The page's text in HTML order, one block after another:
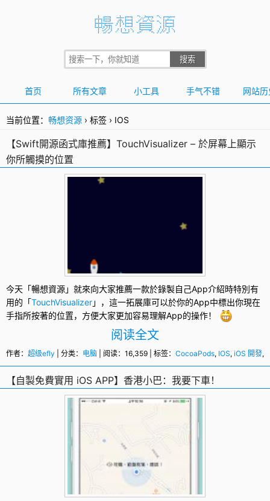
首页 所有文章 小工具 手气不错 网站历
当前位置： 畅想资源 › 标签 › IOS
【Swift開源函式庫推薦】TouchVisualizer – 於屏幕上顯示
你所觸摸的位置
今天「暢想資源」就來向大家推薦一款於錄製自己App介紹時特別有
用的「TouchVisualizer」，這一拓展庫可以於你的App中標出你現在
手指所按著的位置，方便大家更加容易理解App的操作！
阅读全文
作者： 超级efly | 分类： 电脑 | 阅读：16,359 | 标签： CocoaPods, IOS, iOS 開發,
【自製免費實用 iOS APP】香港小巴：我要下車！